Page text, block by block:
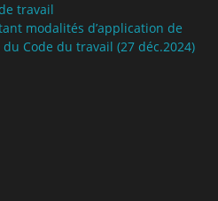
travail
modalités d’application de
Code du travail (27 déc.2024)